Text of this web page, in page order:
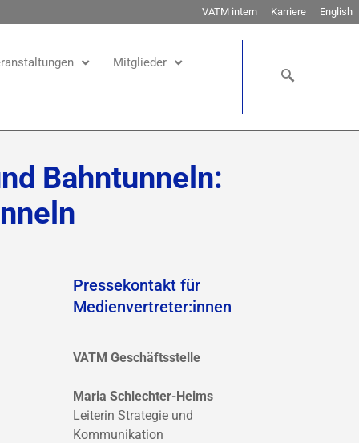
VATM intern Karriere English
Mitglieder
Bahntunneln:
Pressekontakt für
Medienvertreter:innen
VATM Geschäftsstelle
Maria Schlechter-Heims
Leiterin Strategie und
Kommunikation